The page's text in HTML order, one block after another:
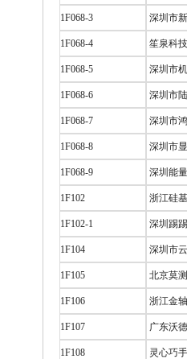
1F068-3 深圳市
1F068-4 笙泉科
1F068-5 深圳市
1F068-6 深圳市
1F068-7 深圳市
1F068-8 深圳市
1F068-9 深圳能
1F102 浙江硅
1F102-1 深圳踢
1F104 深圳市
1F105 北京莫
1F106 浙江金
1F107 广东沃
1F108 灵心巧